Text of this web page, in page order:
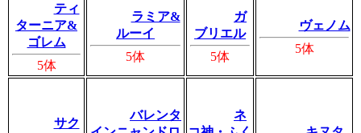
ティ
ターニア&
ゴレム
5体
ラミア&
ルーイ
5体
ガ
ブリエル
5体
ヴェノム
5体
サク
バレンタ
ネ